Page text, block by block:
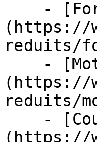
(https://
reduits/
(https://
reduits/
(https://